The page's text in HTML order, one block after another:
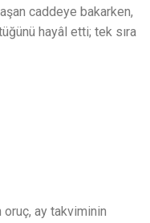
caddeye bakarken,
hayâl etti; tek sıra
oruç, ay takviminin